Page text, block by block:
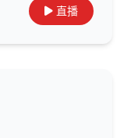
直播